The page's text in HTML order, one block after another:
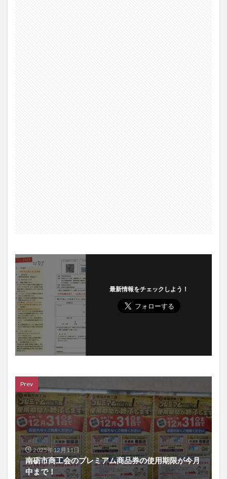
最新情報をチェックしよう！
Prev
2025年12月11日
南砺市商工会のプレミアム商品券の使用期限が今月
中まで！